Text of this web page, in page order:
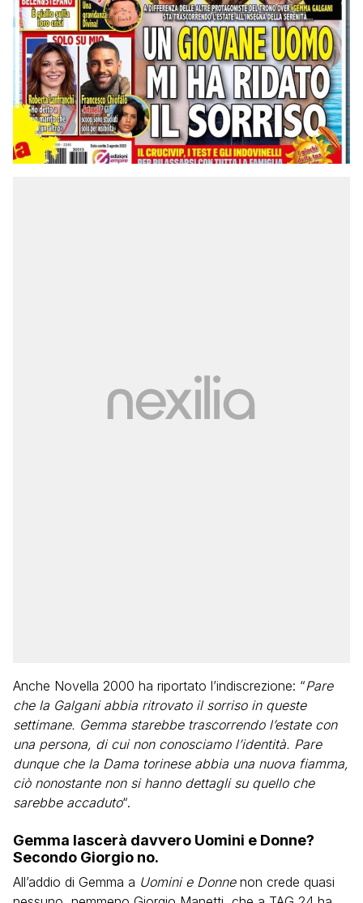
Anche Novella 2000 ha riportato l’indiscrezione: “Pare
che la Galgani abbia ritrovato il sorriso in queste
settimane. Gemma starebbe trascorrendo l’estate con
una persona, di cui non conosciamo l’identità. Pare
dunque che la Dama torinese abbia una nuova fiamma,
ciò nonostante non si hanno dettagli su quello che
sarebbe accaduto“.
Gemma lascerà davvero Uomini e Donne?
Secondo Giorgio no.
All’addio di Gemma a Uomini e Donnenon crede quasi